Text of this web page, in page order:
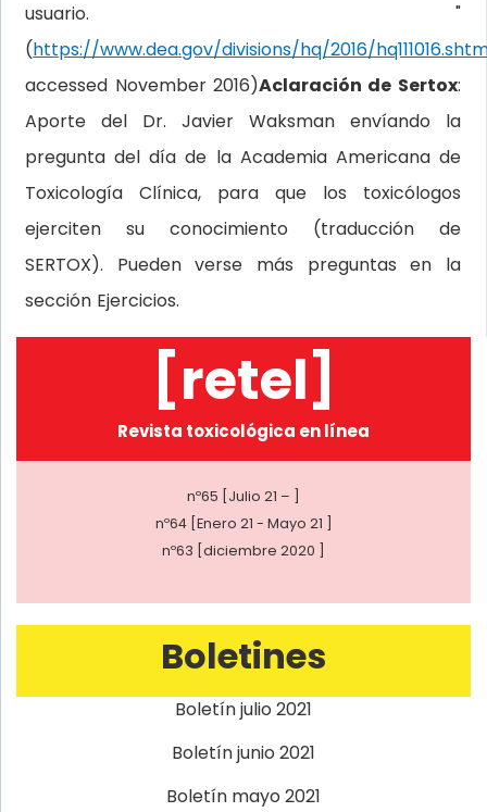
usuario. "
(https://www.dea.gov/divisions/hq/2016/
accessed November 2016)Aclaración de Sertox:
Aporte del Dr. Javier Waksman envíando la
pregunta del día de la Academia Americana de
Toxicología Clínica, para que los toxicólogos
ejerciten su conocimiento (traducción de
SERTOX). Pueden verse más preguntas en la
sección Ejercicios.
[retel]
Revista toxicológica en línea
nº65 [Julio 21 – ]
nº64 [Enero 21 - Mayo 21 ]
nº63 [diciembre 2020 ]
Boletines
Boletín julio 2021
Boletín junio 2021
Boletín mayo 2021